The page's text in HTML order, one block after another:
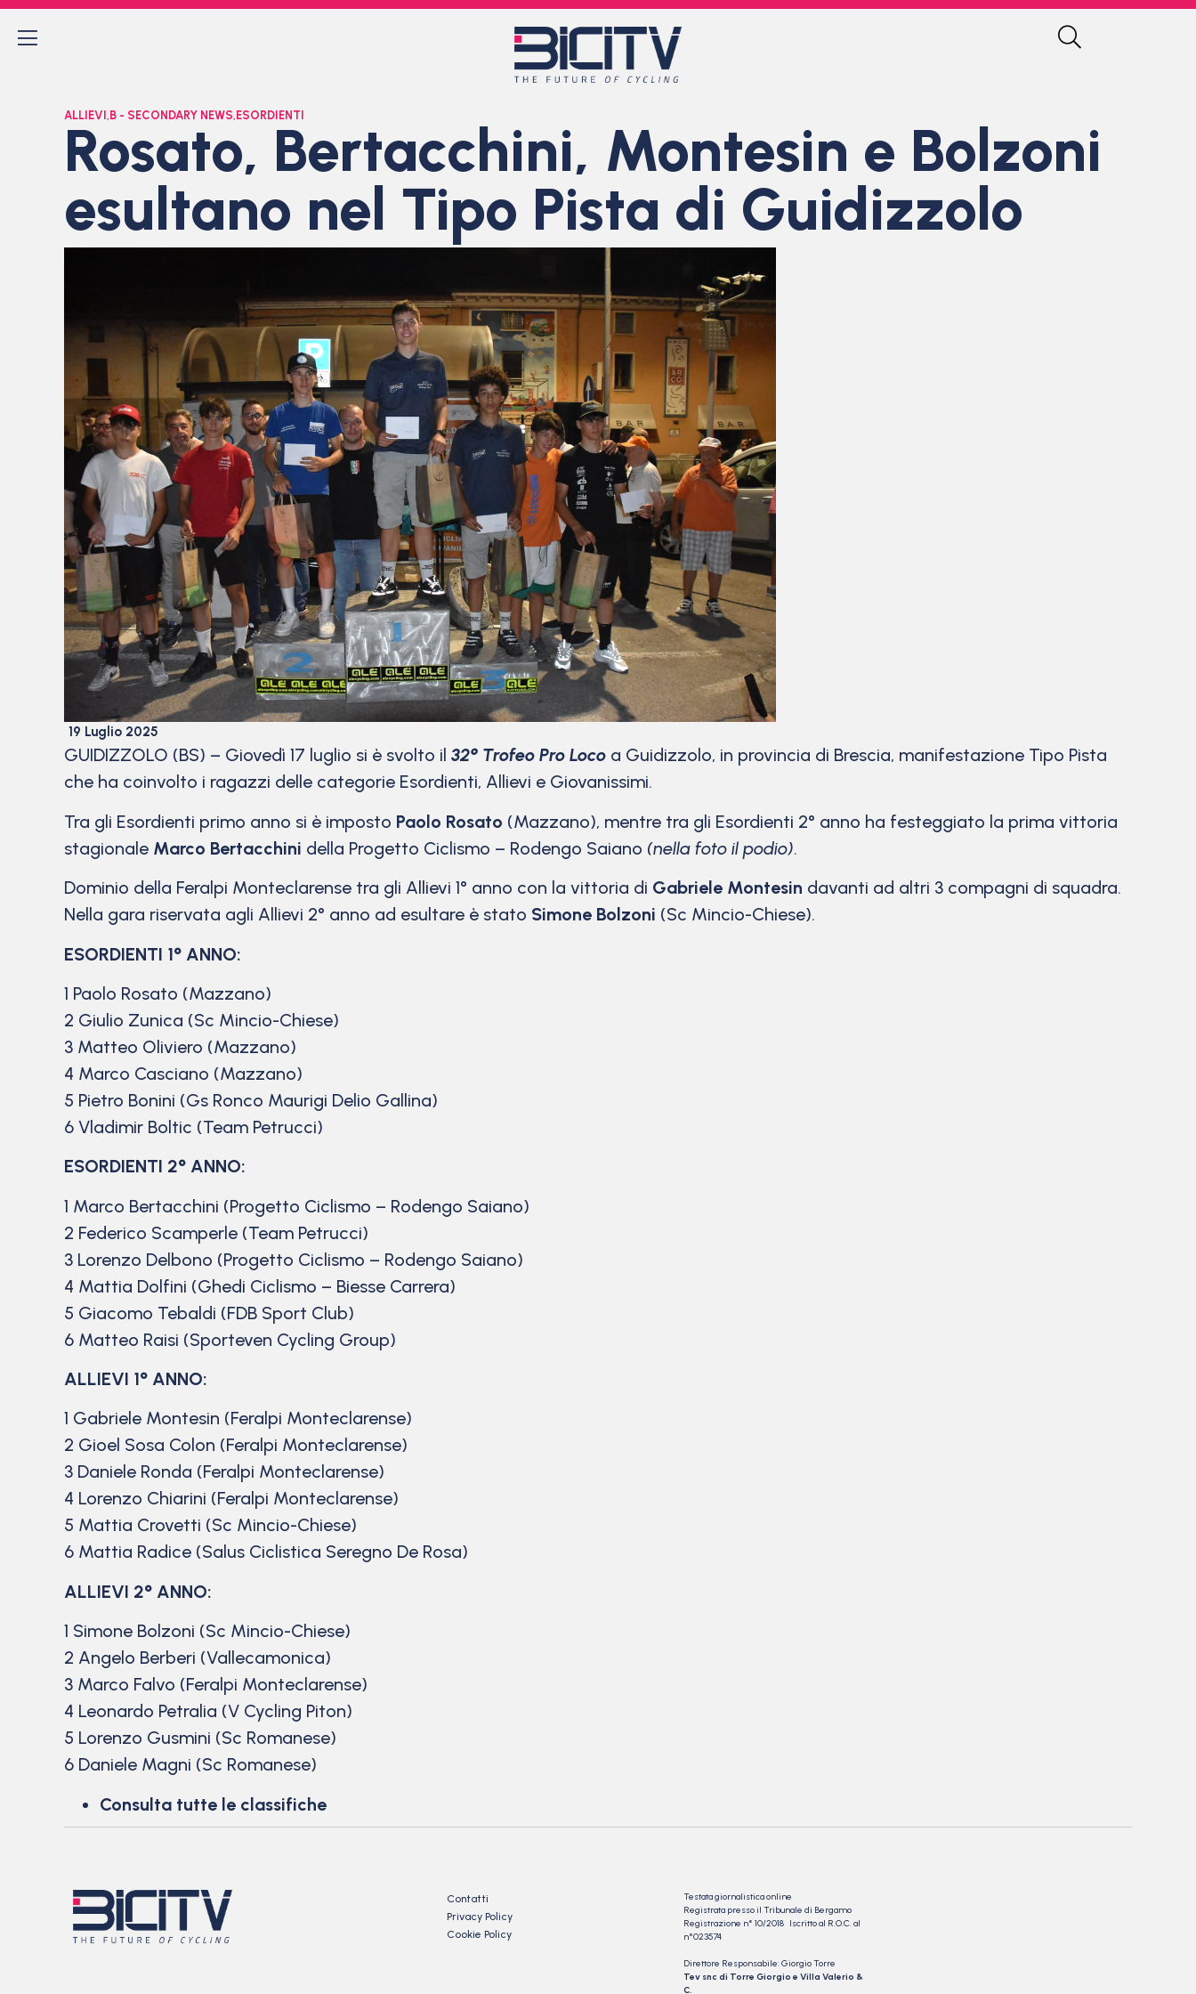
ALLIEVI , B - SECONDARY NEWS, ESORDIENTI
Rosato, Bertacchini, Montesin e Bolzoni
esultano nel Tipo Pista di Guidizzolo
19 Luglio 2025
GUIDIZZOLO (BS) – Giovedì 17 luglio si è svolto il 32° Trofeo Pro Loco a Guidizzolo, in provincia di Brescia, manifestazione Tipo Pista
che ha coinvolto i ragazzi delle categorie Esordienti, Allievi e Giovanissimi.
Tra gli Esordienti primo anno si è imposto Paolo Rosato (Mazzano), mentre tra gli Esordienti 2° anno ha festeggiato la prima vittoria
stagionale Marco Bertacchini della Progetto Ciclismo – Rodengo Saiano (nella foto il podio).
Dominio della Feralpi Monteclarense tra gli Allievi 1° anno con la vittoria di Gabriele Montesin davanti ad altri 3 compagni di squadra.
Nella gara riservata agli Allievi 2° anno ad esultare è stato Simone Bolzoni (Sc Mincio-Chiese).
ESORDIENTI 1° ANNO:
1 Paolo Rosato (Mazzano)
2 Giulio Zunica (Sc Mincio-Chiese)
3 Matteo Oliviero (Mazzano)
4 Marco Casciano (Mazzano)
5 Pietro Bonini (Gs Ronco Maurigi Delio Gallina)
6 Vladimir Boltic (Team Petrucci)
ESORDIENTI 2° ANNO:
1 Marco Bertacchini (Progetto Ciclismo – Rodengo Saiano)
2 Federico Scamperle (Team Petrucci)
3 Lorenzo Delbono (Progetto Ciclismo – Rodengo Saiano)
4 Mattia Dolfini (Ghedi Ciclismo – Biesse Carrera)
5 Giacomo Tebaldi (FDB Sport Club)
6 Matteo Raisi (Sporteven Cycling Group)
ALLIEVI 1° ANNO:
1 Gabriele Montesin (Feralpi Monteclarense)
2 Gioel Sosa Colon (Feralpi Monteclarense)
3 Daniele Ronda (Feralpi Monteclarense)
4 Lorenzo Chiarini (Feralpi Monteclarense)
5 Mattia Crovetti (Sc Mincio-Chiese)
6 Mattia Radice (Salus Ciclistica Seregno De Rosa)
ALLIEVI 2° ANNO:
1 Simone Bolzoni (Sc Mincio-Chiese)
2 Angelo Berberi (Vallecamonica)
3 Marco Falvo (Feralpi Monteclarense)
4 Leonardo Petralia (V Cycling Piton)
5 Lorenzo Gusmini (Sc Romanese)
6 Daniele Magni (Sc Romanese)
Consulta tutte le classifiche
Contatti
Privacy Policy
Cookie Policy
Testata giornalistica online
Registrata presso il Tribunale di Bergamo
Registrazione n° 10/2018 Iscritto al R.O.C. al
n°023574
Direttore Responsabile: Giorgio Torre
Tev snc di Torre Giorgio e Villa Valerio &
C.